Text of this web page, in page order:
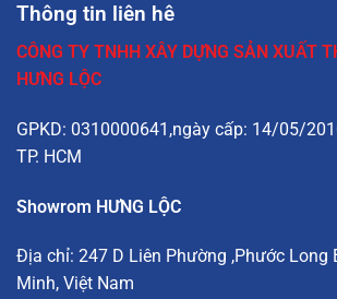
Thông tin liên hê
CÔNG TY TNHH XÂY DỰNG SẢN XUẤT
HƯNG LỘC
GPKD: 0310000641,ngày cấp: 14/05/
TP. HCM
Showrom HƯNG LỘC
Địa chỉ: 247 D Liên Phường ,Phước Long
Minh, Việt Nam